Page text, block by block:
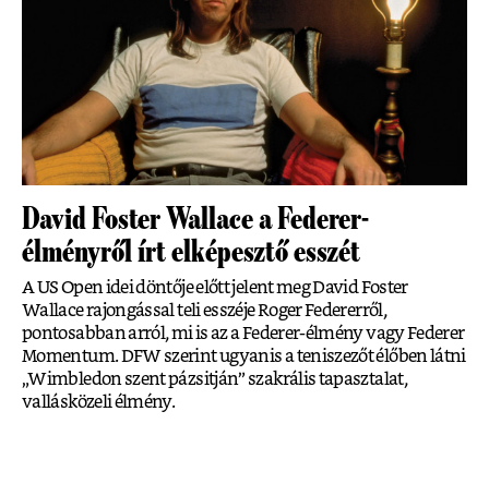
David Foster Wallace a Federer-
élményről írt elképesztő esszét
A US Open idei döntője előtt jelent meg David Foster
Wallace rajongással teli esszéje Roger Federerről,
pontosabban arról, mi is az a Federer-élmény vagy Federer
Momentum. DFW szerint ugyanis a teniszezőt élőben látni
„Wimbledon szent pázsitján” szakrális tapasztalat,
vallásközeli élmény.